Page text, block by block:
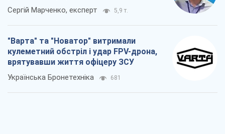
Сергій Марченко, експерт 5,9 т.
"Варта" та "Новатор" витримали
кулеметний обстріл і удар FPV-дрона,
врятувавши життя офіцеру ЗСУ
Українська Бронетехніка 681